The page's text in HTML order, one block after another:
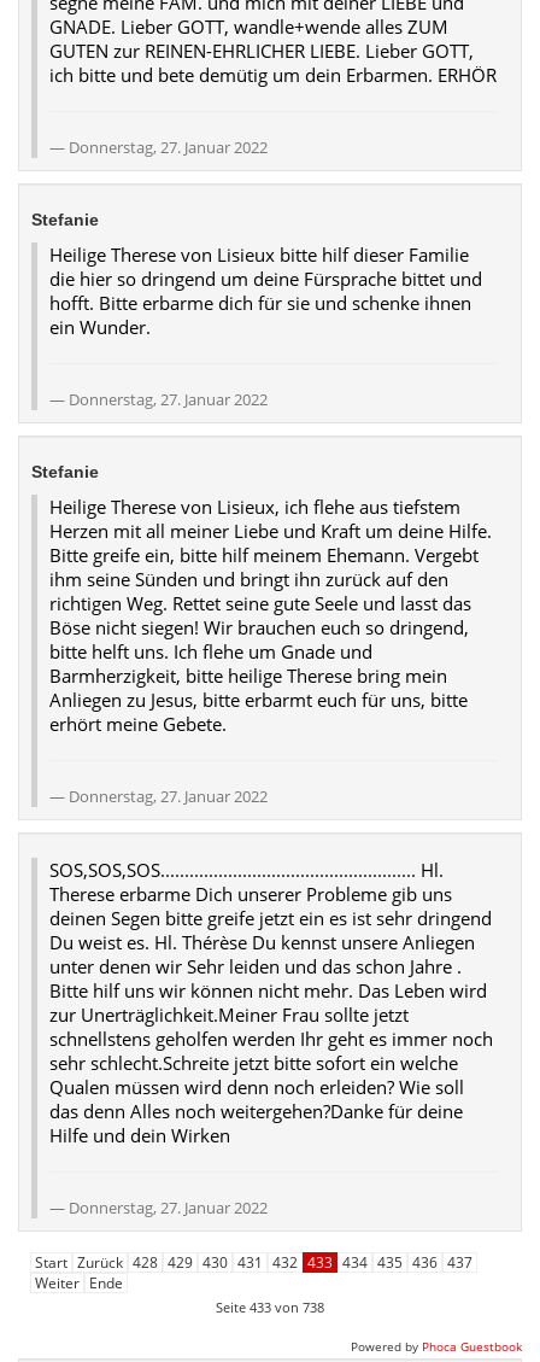
GNADE. Lieber GOTT, wandle+wende alles ZUM
GUTEN zur REINEN-EHRLICHER LIEBE. Lieber GOTT,
ich bitte und bete demütig um dein Erbarmen. ERHÖR
Donnerstag, 27. Januar 2022
Stefanie
Heilige Therese von Lisieux bitte hilf dieser Familie
die hier so dringend um deine Fürsprache bittet und
hofft. Bitte erbarme dich für sie und schenke ihnen
ein Wunder.
Donnerstag, 27. Januar 2022
Stefanie
Heilige Therese von Lisieux, ich flehe aus tiefstem
Herzen mit all meiner Liebe und Kraft um deine Hilfe.
Bitte greife ein, bitte hilf meinem Ehemann. Vergebt
ihm seine Sünden und bringt ihn zurück auf den
richtigen Weg. Rettet seine gute Seele und lasst das
Böse nicht siegen! Wir brauchen euch so dringend,
bitte helft uns. Ich flehe um Gnade und
Barmherzigkeit, bitte heilige Therese bring mein
Anliegen zu Jesus, bitte erbarmt euch für uns, bitte
erhört meine Gebete.
Donnerstag, 27. Januar 2022
SOS,SOS,SOS..................................................... Hl.
Therese erbarme Dich unserer Probleme gib uns
deinen Segen bitte greife jetzt ein es ist sehr dringend
Du weist es. Hl. Thérèse Du kennst unsere Anliegen
unter denen wir Sehr leiden und das schon Jahre .
Bitte hilf uns wir können nicht mehr. Das Leben wird
zur Unerträglichkeit.Meiner Frau sollte jetzt
schnellstens geholfen werden Ihr geht es immer noch
sehr schlecht.Schreite jetzt bitte sofort ein welche
Qualen müssen wird denn noch erleiden? Wie soll
das denn Alles noch weitergehen?Danke für deine
Hilfe und dein Wirken
Donnerstag, 27. Januar 2022
Start Zurück 428 429 430 431 432 433 434 435 436 437
Weiter Ende
Seite 433 von 738
Powered by Phoca Guestbook